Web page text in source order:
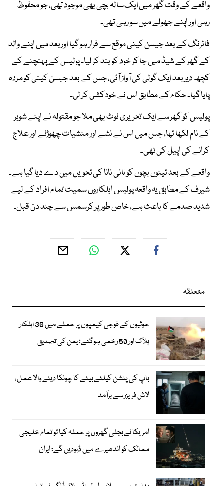
واقعے کے وقت گھر میں ایک سالہ بچی بھی موجود تھی، جو محفوظ
رہی اور اپنے جھولے میں سو رہی تھی۔
فائرنگ کے بعد جیسن کینی موقع سے فرار ہو گیا اور بعد میں اپنے والد
کے گھر کے شیڈ میں جا کر خود کو بند کر لیا۔ پولیس کے پہنچنے کے
کچھ دیر بعد ایک گولی کی آواز آئی، جس کے بعد جیسن کینی کو مردہ
پایا گیا۔ حکام کے مطابق اس نے خودکشی کر لی۔
پولیس کو گھر سے ایک تحریری نوٹ بھی ملا جو مقتولہ نے اپنے شوہر
کے نام لکھا تھا، جس میں اس نے نشے اور منشیات چھوڑنے اور علاج
کرانے کی اپیل کی تھی۔
واقعے کے بعد تینوں بچوں کو نانی نانا کی تحویل میں دے دیا گیا ہے۔
شیرف کے مطابق یہ واقعہ پولیس اہلکاروں سمیت تمام افراد کے لیے
شدید صدمے کا باعث ہے، خاص طور پر کرسمس سے چند دن قبل۔
متعلقہ
حوثیوں کے فوجی کیمپوں پر حملے میں 30 اہلکار
ہلاک اور 50 زخمی ہوگئے؛ یمن کی تصدیق
باپ کی پنشن کیلئے بیٹے کا چونکا دینے والا عمل،
لاش فریزر سے برآمد
امریکا نے بجلی گھروں پر حملہ کیا تو تمام خلیجی
ممالک کو اندھیرے میں ڈبودیں گے؛ ایران